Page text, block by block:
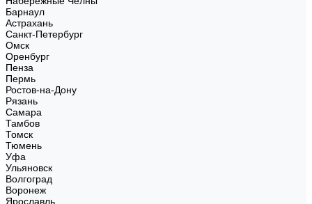
Барнаул
Астрахань
Санкт-Петербург
Омск
Оренбург
Пенза
Пермь
Ростов-на-Дону
Рязань
Самара
Тамбов
Томск
Тюмень
Уфа
Ульяновск
Волгоград
Воронеж
Ярославль